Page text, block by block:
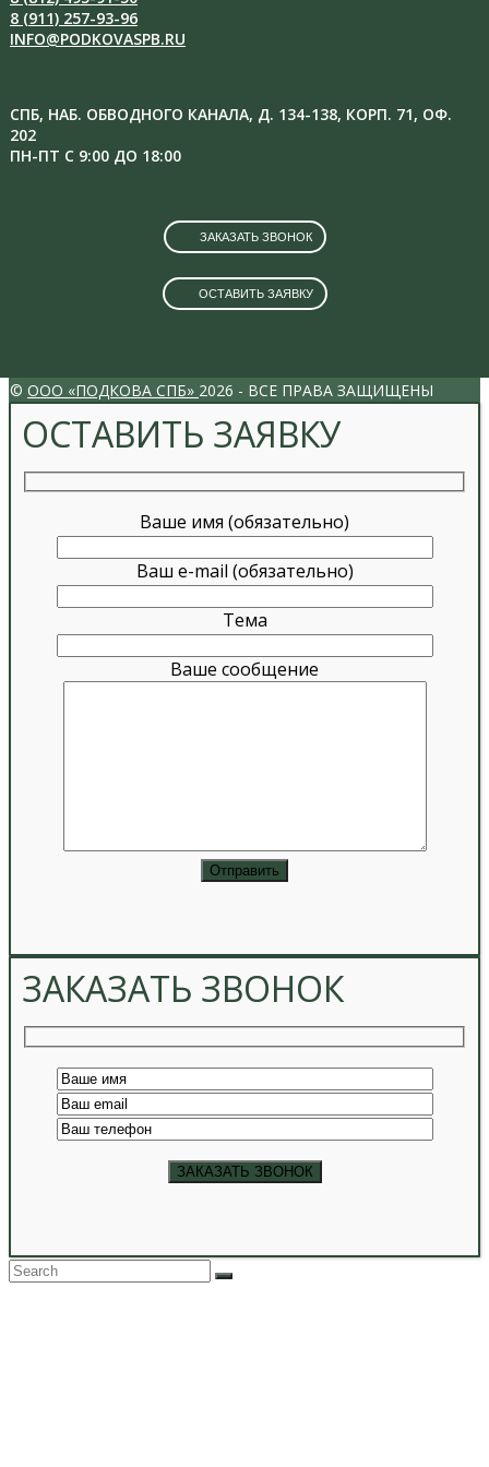
8 (911) 257-93-96
INFO@PODKOVASPB.RU
СПБ, НАБ. ОБВОДНОГО КАНАЛА, Д. 134-138, КОРП. 71, ОФ.
202
ПН-ПТ С 9:00 ДО 18:00
ЗАКАЗАТЬ ЗВОНОК
ОСТАВИТЬ ЗАЯВКУ
© ООО «ПОДКОВА СПБ» 2026 - ВСЕ ПРАВА ЗАЩИЩЕНЫ
ОСТАВИТЬ ЗАЯВКУ
Ваше имя (обязательно)
Ваш e-mail (обязательно)
Тема
Ваше сообщение
ЗАКАЗАТЬ ЗВОНОК